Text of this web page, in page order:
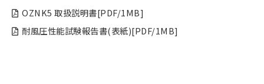
OZNK5 取扱説明書[PDF/1MB]
耐風圧性能試験報告書(表紙)[PDF/1MB]